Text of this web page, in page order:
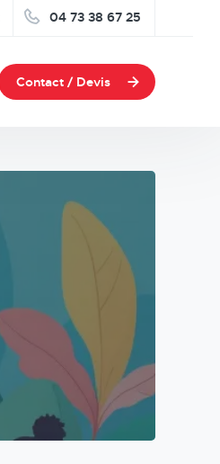
04 73 38 67 25
Contact / Devis